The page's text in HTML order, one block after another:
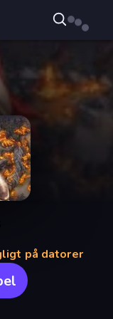
på datorer